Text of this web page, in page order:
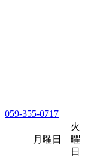
059-355-0717
月曜日
火
曜
日